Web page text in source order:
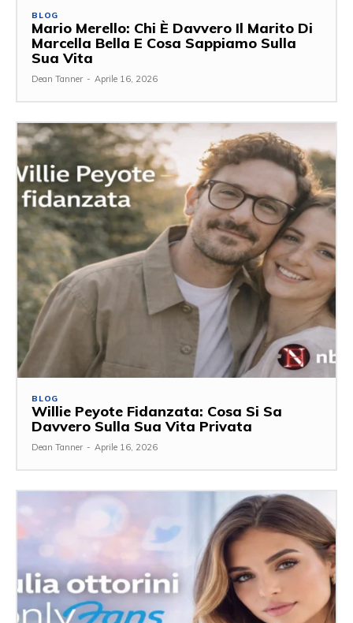
BLOG
Mario Merello: Chi È Davvero Il Marito Di
Marcella Bella E Cosa Sappiamo Sulla
Sua Vita
Dean Tanner - Aprile 16, 2026
BLOG
Willie Peyote Fidanzata: Cosa Si Sa
Davvero Sulla Sua Vita Privata
Dean Tanner - Aprile 16, 2026